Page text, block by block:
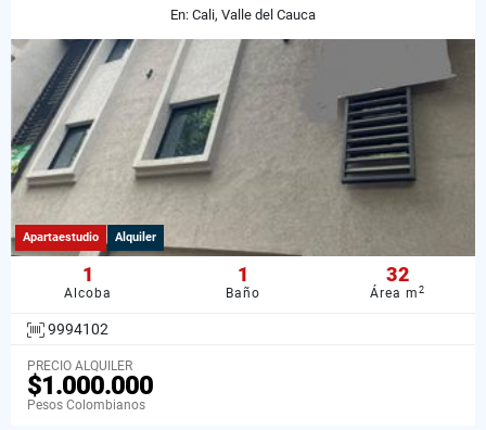
En: Cali, Valle del Cauca
Apartaestudio Alquiler
1
Alcoba
1
Baño
32
Área m2
9994102
PRECIO ALQUILER
$1.000.000
Pesos Colombianos